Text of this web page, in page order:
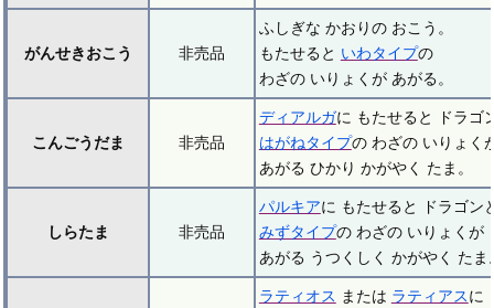
がんせきおこう 非売品
ふしぎな かおりの おこう。
もたせると いわタイプの
わざの いりょくが あがる。
こんごうだま 非売品
ディアルガに もたせると ドラゴ
はがねタイプの わざの いりょく
あがる ひかり かがやく たま。
しらたま 非売品
パルキアに もたせると ドラゴン
みずタイプの わざの いりょくが
あがる うつくしく かがやく たま
ラティオス または ラティアスに